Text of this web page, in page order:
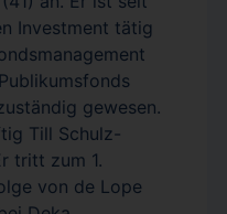
Investment tätig
gewesen.
Till Schulz-
tritt zum 1.
von de Lope